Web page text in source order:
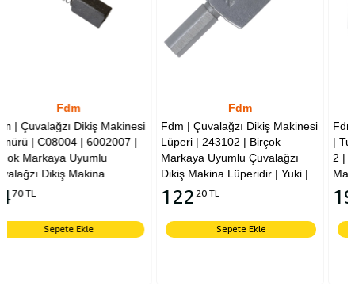
Makinesi
|
| Yuki |
Shifeng
Fdm | Çuvalağzı Dikiş Makinesi
Lüperi | 243102 | Birçok
Markaya Uyumlu Çuvalağzı
Dikiş Makina Lüperidir | Yuki |
Newlong | Moonstar | Shifeng |
Kingstar |Tüm Markalara
Uyumludur
Sepete Ekle
Fdm | Çuvalağzı
| Tutma Sapı | 241024A |
2 | Plastik Sap
Markaya Uyumlu
Dikiş Makine Tutma
Kingstar | Yuki |
Moonstar | Shifeng
Sepete Ekle